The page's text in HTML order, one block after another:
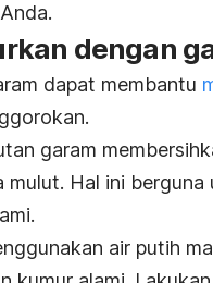
dengan
dapat membantu
garam
mulut. Hal ini
air putih